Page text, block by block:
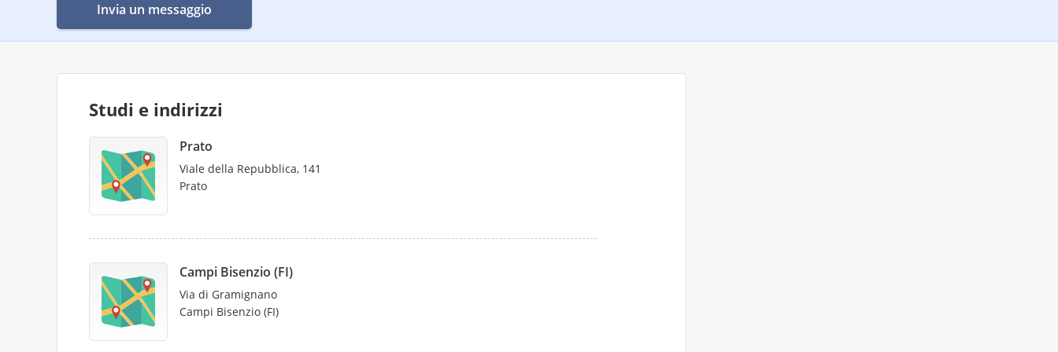
Invia un messaggio
Studi e indirizzi
Prato
Viale della Repubblica, 141
Prato
Campi Bisenzio (FI)
Via di Gramignano
Campi Bisenzio (FI)